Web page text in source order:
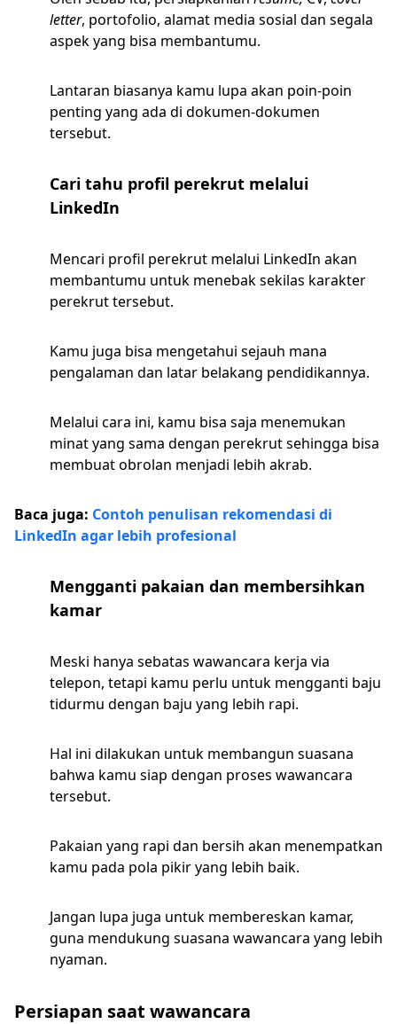
letter, portofolio, alamat media sosial dan segala
aspek yang bisa membantumu.
Lantaran biasanya kamu lupa akan poin-poin
penting yang ada di dokumen-dokumen
tersebut.
Cari tahu profil perekrut melalui
LinkedIn
Mencari profil perekrut melalui LinkedIn akan
membantumu untuk menebak sekilas karakter
perekrut tersebut.
Kamu juga bisa mengetahui sejauh mana
pengalaman dan latar belakang pendidikannya.
Melalui cara ini, kamu bisa saja menemukan
minat yang sama dengan perekrut sehingga bisa
membuat obrolan menjadi lebih akrab.
Baca juga: Contoh penulisan rekomendasi di
LinkedIn agar lebih profesional
Mengganti pakaian dan membersihkan
kamar
Meski hanya sebatas wawancara kerja via
telepon, tetapi kamu perlu untuk mengganti baju
tidurmu dengan baju yang lebih rapi.
Hal ini dilakukan untuk membangun suasana
bahwa kamu siap dengan proses wawancara
tersebut.
Pakaian yang rapi dan bersih akan menempatkan
kamu pada pola pikir yang lebih baik.
Jangan lupa juga untuk membereskan kamar,
guna mendukung suasana wawancara yang lebih
nyaman.
Persiapan saat wawancara